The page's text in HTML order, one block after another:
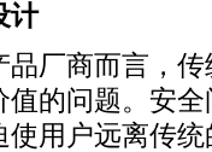
计
品厂商而言，
值的问题。安
使用户远离传